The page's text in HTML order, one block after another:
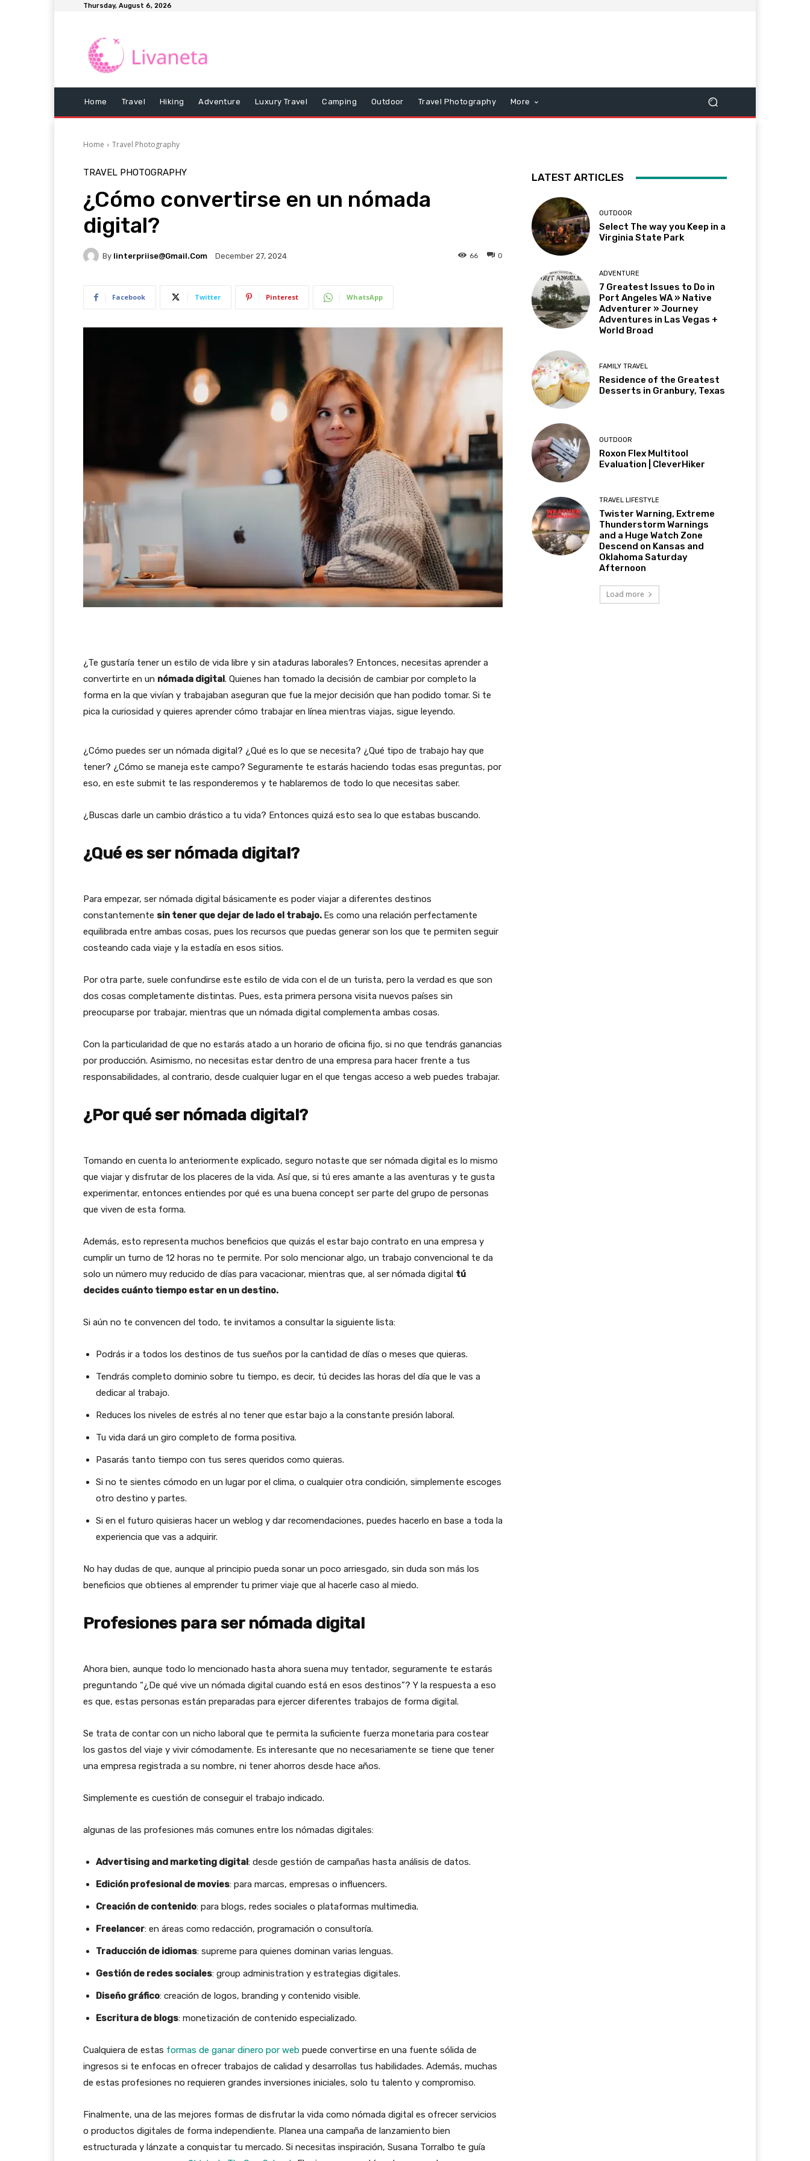
Thursday, August 6, 2026
Home Travel Hiking Adventure Luxury Travel Camping Outdoor Travel Photography More
Home Travel Photography
TRAVEL PHOTOGRAPHY
¿Cómo convertirse en un nómada
digital?
By Iinterpriise@gmail.com December 27, 2024 0
66
Facebook Twitter Pinterest WhatsApp
¿Te gustaría tener un estilo de vida libre y sin ataduras laborales? Entonces, necesitas aprender a
convertirte en un nómada digital. Quienes han tomado la decisión de cambiar por completo la
forma en la que vivían y trabajaban aseguran que fue la mejor decisión que han podido tomar. Si te
pica la curiosidad y quieres aprender cómo trabajar en línea mientras viajas, sigue leyendo.
¿Cómo puedes ser un nómada digital? ¿Qué es lo que se necesita? ¿Qué tipo de trabajo hay que
tener? ¿Cómo se maneja este campo? Seguramente te estarás haciendo todas esas preguntas, por
eso, en este submit te las responderemos y te hablaremos de todo lo que necesitas saber.
¿Buscas darle un cambio drástico a tu vida? Entonces quizá esto sea lo que estabas buscando.
¿Qué es ser nómada digital?
Para empezar, ser nómada digital básicamente es poder viajar a diferentes destinos
constantemente sin tener que dejar de lado el trabajo. Es como una relación perfectamente
equilibrada entre ambas cosas, pues los recursos que puedas generar son los que te permiten seguir
costeando cada viaje y la estadía en esos sitios.
Por otra parte, suele confundirse este estilo de vida con el de un turista, pero la verdad es que son
dos cosas completamente distintas. Pues, esta primera persona visita nuevos países sin
preocuparse por trabajar, mientras que un nómada digital complementa ambas cosas.
Con la particularidad de que no estarás atado a un horario de oficina fijo, si no que tendrás ganancias
por producción. Asimismo, no necesitas estar dentro de una empresa para hacer frente a tus
responsabilidades, al contrario, desde cualquier lugar en el que tengas acceso a web puedes trabajar.
¿Por qué ser nómada digital?
Tomando en cuenta lo anteriormente explicado, seguro notaste que ser nómada digital es lo mismo
que viajar y disfrutar de los placeres de la vida. Así que, si tú eres amante a las aventuras y te gusta
experimentar, entonces entiendes por qué es una buena concept ser parte del grupo de personas
que viven de esta forma.
Además, esto representa muchos beneficios que quizás el estar bajo contrato en una empresa y
cumplir un turno de 12 horas no te permite. Por solo mencionar algo, un trabajo convencional te da
solo un número muy reducido de días para vacacionar, mientras que, al ser nómada digital tú
decides cuánto tiempo estar en un destino.
Si aún no te convencen del todo, te invitamos a consultar la siguiente lista:
Podrás ir a todos los destinos de tus sueños por la cantidad de días o meses que quieras.
Tendrás completo dominio sobre tu tiempo, es decir, tú decides las horas del día que le vas a
dedicar al trabajo.
Reduces los niveles de estrés al no tener que estar bajo a la constante presión laboral.
Tu vida dará un giro completo de forma positiva.
Pasarás tanto tiempo con tus seres queridos como quieras.
Si no te sientes cómodo en un lugar por el clima, o cualquier otra condición, simplemente escoges
otro destino y partes.
Si en el futuro quisieras hacer un weblog y dar recomendaciones, puedes hacerlo en base a toda la
experiencia que vas a adquirir.
No hay dudas de que, aunque al principio pueda sonar un poco arriesgado, sin duda son más los
beneficios que obtienes al emprender tu primer viaje que al hacerle caso al miedo.
Profesiones para ser nómada digital
Ahora bien, aunque todo lo mencionado hasta ahora suena muy tentador, seguramente te estarás
preguntando “¿De qué vive un nómada digital cuando está en esos destinos”? Y la respuesta a eso
es que, estas personas están preparadas para ejercer diferentes trabajos de forma digital.
Se trata de contar con un nicho laboral que te permita la suficiente fuerza monetaria para costear
los gastos del viaje y vivir cómodamente. Es interesante que no necesariamente se tiene que tener
una empresa registrada a su nombre, ni tener ahorros desde hace años.
Simplemente es cuestión de conseguir el trabajo indicado.
algunas de las profesiones más comunes entre los nómadas digitales:
Advertising and marketing digital: desde gestión de campañas hasta análisis de datos.
Edición profesional de movies: para marcas, empresas o influencers.
Creación de contenido: para blogs, redes sociales o plataformas multimedia.
Freelancer: en áreas como redacción, programación o consultoría.
Traducción de idiomas: supreme para quienes dominan varias lenguas.
Gestión de redes sociales: group administration y estrategias digitales.
Diseño gráfico: creación de logos, branding y contenido visible.
Escritura de blogs: monetización de contenido especializado.
Cualquiera de estas formas de ganar dinero por web puede convertirse en una fuente sólida de
ingresos si te enfocas en ofrecer trabajos de calidad y desarrollas tus habilidades. Además, muchas
de estas profesiones no requieren grandes inversiones iniciales, solo tu talento y compromiso.
Finalmente, una de las mejores formas de disfrutar la vida como nómada digital es ofrecer servicios
o productos digitales de forma independiente. Planea una campaña de lanzamiento bien
estructurada y lánzate a conquistar tu mercado. Si necesitas inspiración, Susana Torralbo te guía
LATEST ARTICLES
OUTDOOR
Select The way you Keep in a
Virginia State Park
ADVENTURE
7 Greatest Issues to Do in
Port Angeles WA » Native
Adventurer » Journey
Adventures in Las Vegas +
World Broad
FAMILY TRAVEL
Residence of the Greatest
Desserts in Granbury, Texas
OUTDOOR
Roxon Flex Multitool
Evaluation | CleverHiker
TRAVEL LIFESTYLE
Twister Warning, Extreme
Thunderstorm Warnings
and a Huge Watch Zone
Descend on Kansas and
Oklahoma Saturday
Afternoon
Load more